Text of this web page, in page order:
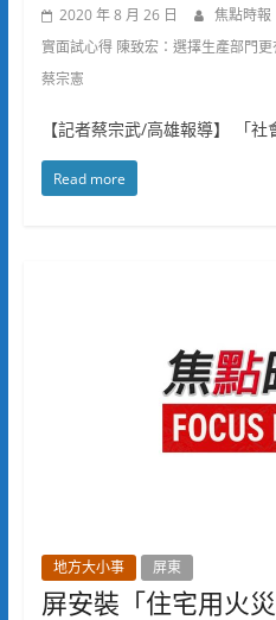
2020 年 8 月 26 日 焦點時報
實面試心得 陳致宏：選擇生產部門
蔡宗憲
【記者蔡宗武/高雄報導】 「社
Read more
地方大小事 屏東
屏安裝「住宅用火